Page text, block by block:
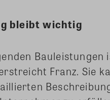
bleibt wichtig
Bauleistungen
Franz. Sie